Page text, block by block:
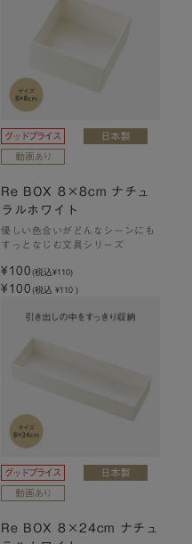
Re BOX 8×8cm ナチュ
ラルホワイト
優しい色合いがどんなシーンにも
すっとなじむ文具シリーズ
¥100(税込¥110)
¥100(税込 ¥110 )
Re BOX 8×24cm ナチュ